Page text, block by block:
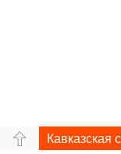
Кавказская